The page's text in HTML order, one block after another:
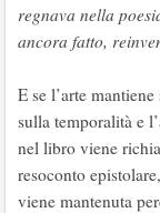
regnava nella
ancora fatto,
E se l’arte
sulla temporalità e
nel libro viene
resoconto
viene mantenuta